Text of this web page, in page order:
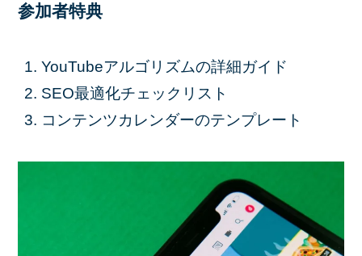
参加者特典
YouTubeアルゴリズムの詳細ガイド
SEO最適化チェックリスト
コンテンツカレンダーのテンプレート